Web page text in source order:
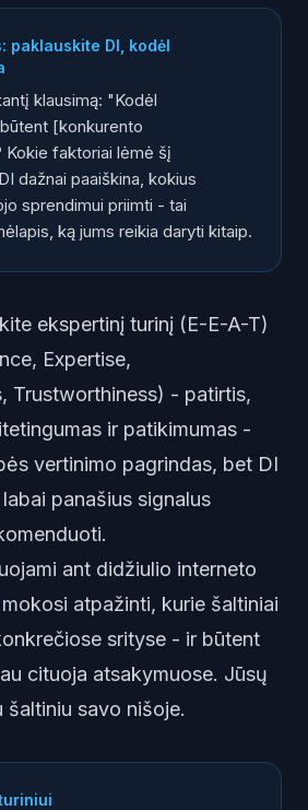
paklauskite DI, kodėl
klausimą: "Kodėl
[konkurento
Kokie faktoriai lėmė šį
DI dažnai paaiškina, kokius
sprendimui priimti - tai
ką jums reikia daryti kitaip.
ekspertinį turinį (E-E-A-T)
Expertise,
Trustworthiness) - patirtis,
ir patikimumas -
vertinimo pagrindas, bet DI
panašius signalus
ant didžiulio interneto
atpažinti, kurie šaltiniai
srityse - ir būtent
cituoja atsakymuose. Jūsų
savo nišoje.